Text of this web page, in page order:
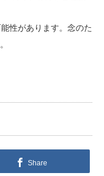
性があります。念のた
Share